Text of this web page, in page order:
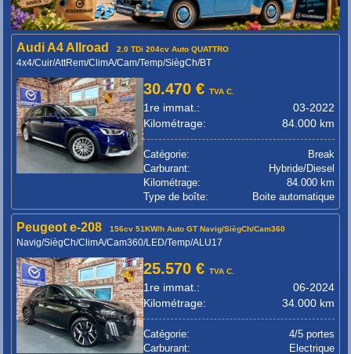
Audi A4 Allroad 2.0 TDi 204cv Auto QUATTRO
4x4/Cuir/AttRem/ClimA/Cam/Temp/SiègCh/BT
30.470 €TVA C.
1re immat.:
03-2022
Kilométrage:
84.000 km
Catégorie:
Break
Carburant:
Hybride/Diesel
Kilométrage:
84.000 km
Type de boîte:
Boite automatique
Peugeot e-208 156cv 51KW/h Auto GT Navig/SiègCh/Cam360
Navig/SiègCh/ClimA/Cam360/LED/Temp/ALU17
25.570 €TVA C.
1re immat.:
06-2024
Kilométrage:
34.000 km
Catégorie:
4/5 portes
Carburant:
Electrique